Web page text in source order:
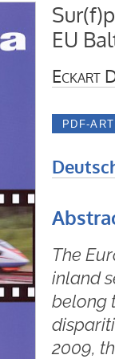
EU
Eckart
The
inland
belong
2009,